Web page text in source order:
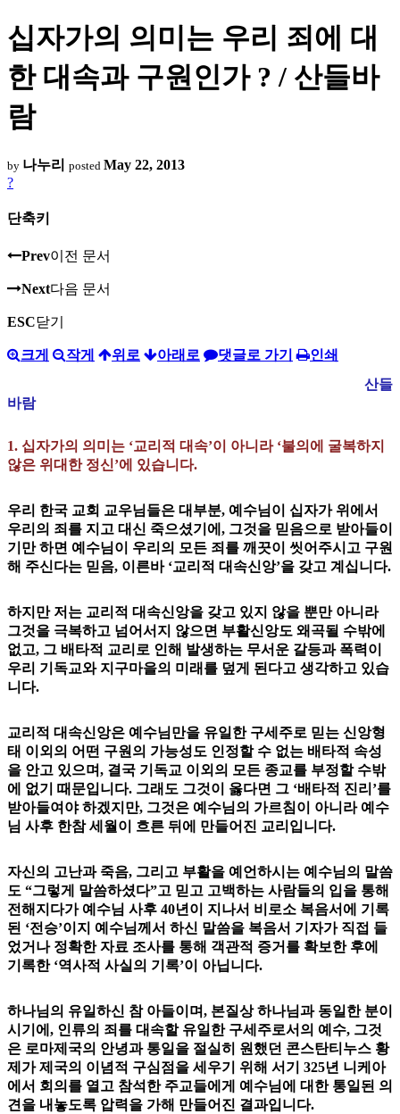
십자가의 의미는 우리 죄에 대
한 대속과 구원인가 ? / 산들바
람
by 나누리 posted May 22, 2013
?
단축키
Prev이전 문서
Next다음 문서
ESC닫기
크게 작게 위로 아래로 댓글로 가기
인쇄
산들
바람
1. 십자가의 의미는 ‘교리적 대속’이 아니라 ‘불의에 굴복하지
않은 위대한 정신’에 있습니다.
우리 한국 교회 교우님들은 대부분, 예수님이 십자가 위에서
우리의 죄를 지고 대신 죽으셨기에, 그것을 믿음으로 받아들이
기만 하면 예수님이 우리의 모든 죄를 깨끗이 씻어주시고 구원
해 주신다는 믿음, 이른바 ‘교리적 대속신앙’을 갖고 계십니다.
하지만 저는 교리적 대속신앙을 갖고 있지 않을 뿐만 아니라
그것을 극복하고 넘어서지 않으면 부활신앙도 왜곡될 수밖에
없고, 그 배타적 교리로 인해 발생하는 무서운 갈등과 폭력이
우리 기독교와 지구마을의 미래를 덮게 된다고 생각하고 있습
니다.
교리적 대속신앙은 예수님만을 유일한 구세주로 믿는 신앙형
태 이외의 어떤 구원의 가능성도 인정할 수 없는 배타적 속성
을 안고 있으며, 결국 기독교 이외의 모든 종교를 부정할 수밖
에 없기 때문입니다. 그래도 그것이 옳다면 그 ‘배타적 진리’를
받아들여야 하겠지만, 그것은 예수님의 가르침이 아니라 예수
님 사후 한참 세월이 흐른 뒤에 만들어진 교리입니다.
자신의 고난과 죽음, 그리고 부활을 예언하시는 예수님의 말씀
도 “그렇게 말씀하셨다”고 믿고 고백하는 사람들의 입을 통해
전해지다가 예수님 사후 40년이 지나서 비로소 복음서에 기록
된 ‘전승’이지 예수님께서 하신 말씀을 복음서 기자가 직접 들
었거나 정확한 자료 조사를 통해 객관적 증거를 확보한 후에
기록한 ‘역사적 사실의 기록’이 아닙니다.
하나님의 유일하신 참 아들이며, 본질상 하나님과 동일한 분이
시기에, 인류의 죄를 대속할 유일한 구세주로서의 예수, 그것
은 로마제국의 안녕과 통일을 절실히 원했던 콘스탄티누스 황
제가 제국의 이념적 구심점을 세우기 위해 서기 325년 니케아
에서 회의를 열고 참석한 주교들에게 예수님에 대한 통일된 의
견을 내놓도록 압력을 가해 만들어진 결과입니다.